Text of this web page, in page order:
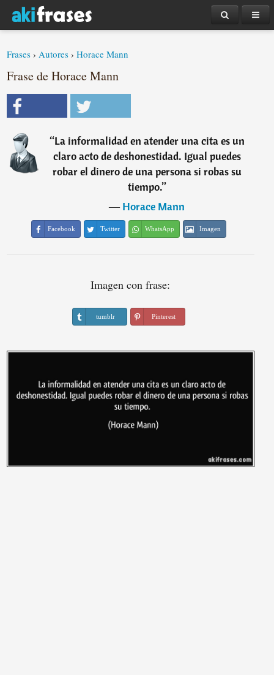
Frases ›Autores ›Horace Mann
Frase de Horace Mann
“La informalidad en atender una cita es un
claro acto de deshonestidad. Igual puedes
robar el dinero de una persona si robas su
tiempo.”
―Horace Mann
Facebook Twitter WhatsApp Imagen
Imagen con frase:
tumblr Pinterest